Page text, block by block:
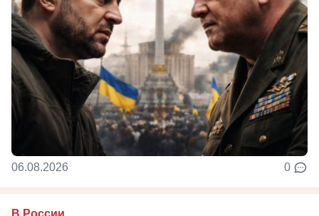
06.08.2026 0
В России